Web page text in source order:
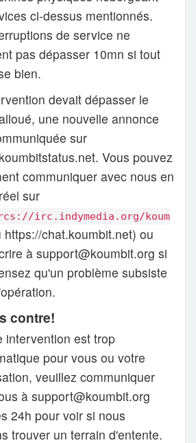
ci-dessus mentionnés.
de service ne
pas dépasser 10mn si tout
bien.
devait dépasser le
une nouvelle annonce
sur
Vous pouvez
communiquer avec nous en
sur
irc.indymedia.org/koum
https://chat.koumbit.net) ou
à support@koumbit.org si
qu'un problème subsiste
contre!
intervention est trop
pour vous ou votre
veuillez communiquer
à support@koumbit.org
24h pour voir si nous
trouver un terrain d'entente.